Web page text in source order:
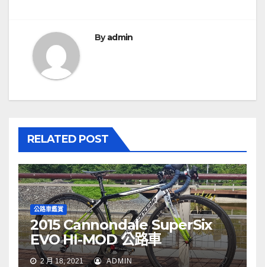
覽
Byadmin
RELATED POST
公路車鑑賞
2015 Cannondale SuperSix
EVO HI-MOD 公路車
2 月 18, 2021 ADMIN